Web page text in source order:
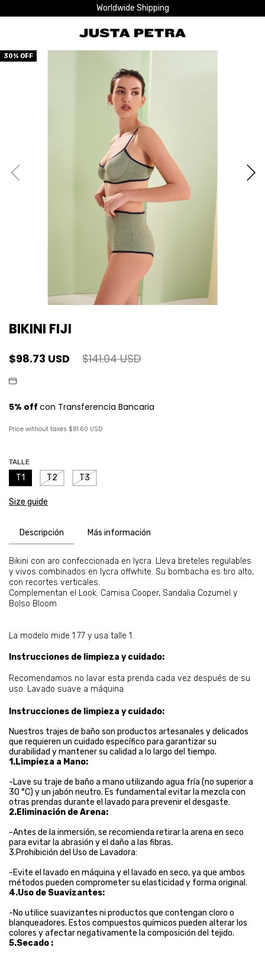
Worldwide Shipping
30% OFF
BIKINI FIJI
$98.73 USD $141.04 USD
Price without taxes $81.60 USD
TALLE
T1 T2 T3
Size guide
Descripción Más información
Bikini con aro confeccionada en lycra. Lleva breteles regulables
y vivos combinados en lycra offwhite. Su bombacha es tiro alto,
con recortes verticales.
Complementan el Look: Camisa Cooper, Sandalia Cozumel y
Bolso Bloom
La modelo mide 1.77 y usa talle 1.
Instrucciones de limpieza y cuidado:
Recomendamos no lavar esta prenda cada vez después de su
uso. Lavado suave a máquina.
Instrucciones de limpieza y cuidado:
Nuestros trajes de baño son productos artesanales y delicados
que requieren un cuidado específico para garantizar su
durabilidad y mantener su calidad a lo largo del tiempo.
1.Limpieza a Mano:
-Lave su traje de baño a mano utilizando agua fría (no superior a
30 °C) y un jabón neutro. Es fundamental evitar la mezcla con
otras prendas durante el lavado para prevenir el desgaste.
2.Eliminación de Arena:
-Antes de la inmersión, se recomienda retirar la arena en seco
para evitar la abrasión y el daño a las fibras.
3.Prohibición del Uso de Lavadora:
-Evite el lavado en máquina y el lavado en seco, ya que ambos
métodos pueden comprometer su elasticidad y forma original.
4.Uso de Suavizantes:
-No utilice suavizantes ni productos que contengan cloro o
blanqueadores. Estos compuestos químicos pueden alterar los
colores y afectar negativamente la composición del tejido.
5.Secado :